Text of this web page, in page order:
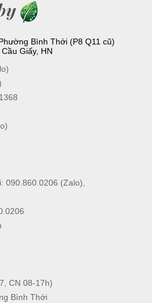
Bình Thới (P8 Q11 cũ)
Giấy, HN
: 090.860.0206 (Zalo),
CN 08-17h)
Bình Thới